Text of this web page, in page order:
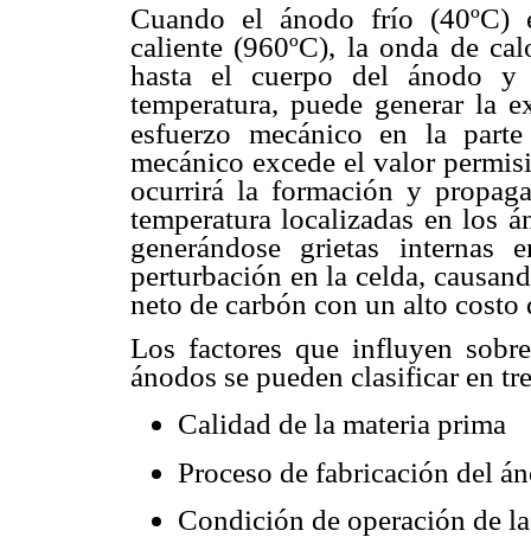
Cuando el ánodo frío (40ºC)
caliente (960ºC), la onda de
hasta el cuerpo del ánodo
temperatura, puede generar la
esfuerzo mecánico en la
mecánico excede el valor
ocurrirá la formación y
temperatura localizadas en los
generándose grietas
perturbación en la celda,
neto de carbón con un alto
Los factores que influyen
ánodos se pueden clasificar en
Calidad de la materia prima
Proceso de fabricación del
Condición de operación de